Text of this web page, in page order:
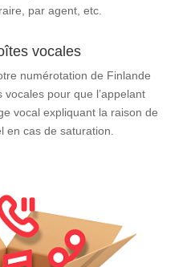
par agent, etc.
vocales
numérotation de Finlande
vocales pour que l’appelant
vocal expliquant la raison de
en cas de saturation.